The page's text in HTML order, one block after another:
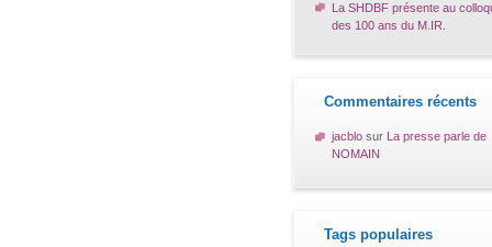
La SHDBF présente au
des 100 ans du M.IR.
Commentaires récents
jacblo sur La presse parle de
NOMAIN
Tags populaires